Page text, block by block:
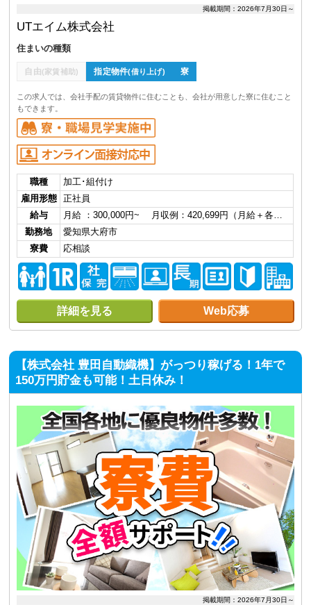
掲載期間：2026年7月30日～
UTエイム株式会社
住まいの種類
自由(家賃補助) 指定物件(借り上げ) 寮
この求人では、会社手配の賃貸物件に住むことも、会社が用意した寮に住むこと
もできます。
職種
加工･組付け
雇用形態
正社員
給与
月給 ：300,000円~ 月収例：420,699円（月給＋各…
勤務地
愛知県大府市
寮費
応相談
詳細を見る Web応募
【株式会社 豊田自動織機】がっつり稼げる！1年で
150万円貯金も可能！土日休み！
掲載期間：2026年7月30日～